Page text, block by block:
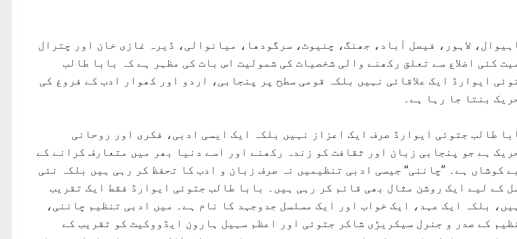
لاہور، فیصل آباد، جھنگ، چنیوٹ، سرگودھا، میانوالی، ڈیرہ غازی خان اور چترال
کئی اضلاع سے تعلق رکھنے والی شخصیات کی شمولیت اس بات کی مظہر ہے کہ بابا طالب
ایوارڈ ایک علاقائی نہیں بلکہ قومی سطح پر پنجابی، اردو اور کھوار ادب کے فروغ کی
بنتا جا رہا ہے۔
طالب جتوئی ایوارڈ صرف ایک اعزاز نہیں بلکہ ایک ایسی ادبی، فکری اور روحانی
ہے جو پنجابی زبان اور ثقافت کو زندہ رکھنے اور اسے دنیا بھر میں متعارف کرانے کے
کوشاں ہے۔ ”چاننی“ جیسی ادبی تنظیمیں نہ صرف زبان و ادب کا تحفظ کر رہی ہیں بلکہ نئی
کے لیے ایک روشن مثال بھی قائم کر رہی ہیں۔ بابا طالب جتوئی ایوارڈ فقط ایک تقریب
بلکہ ایک عہد، ایک خواب اور ایک مسلسل جدوجہد کا نام ہے۔ میں ادبی تنظیم چاننی،
کے صدر و جنرل سیکریڑی شاکر جتوئی اور اعظم سہیل ہارون ایڈووکیٹ کو تقریب کے